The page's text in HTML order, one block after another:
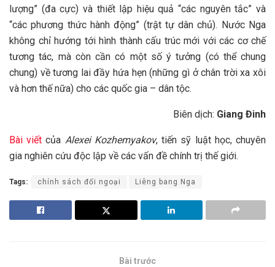
lượng” (đa cực) và thiết lập hiệu quả “các nguyên tắc” và
“các phương thức hành động” (trật tự dân chủ). Nước Nga
không chỉ hướng tới hình thành cấu trúc mới với các cơ chế
tương tác, mà còn cần có một số ý tưởng (có thể chung
chung) về tương lai đầy hứa hẹn (những gì ở chân trời xa xôi
và hơn thế nữa) cho các quốc gia – dân tộc.
Biên dịch: Giang Đinh
Bài viết của Alexei Kozhemyakov, tiến sỹ luật học, chuyên
gia nghiên cứu độc lập về các vấn đề chính trị thế giới.
Tags: chính sách đối ngoại Liêng bang Nga
Bài trước